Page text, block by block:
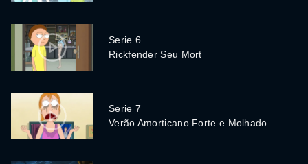
Serie 6
Rickfender Seu Mort
Serie 7
Verão Amorticano Forte e Molhado